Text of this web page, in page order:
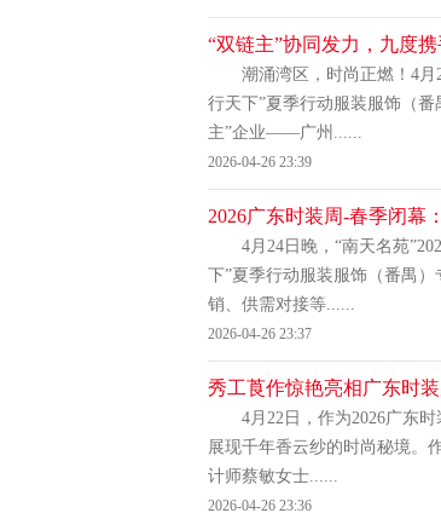
“双链主”协同发力，九度
潮涌湾区，时尚正燃！4
行天下”夏季行动服装服饰（
主”企业——广州......
2026-04-26 23:39
2026广东时装周-春季闭幕
4月24日晚，“南天名苑
下”夏季行动服装服饰（番禺
销、供需对接等......
2026-04-26 23:37
秀工莨作惊艳亮相广东时
4月22日，作为2026广东
展现千年香云纱的时尚秘境。
计师蔡敏女士......
2026-04-26 23:36